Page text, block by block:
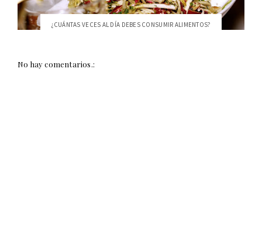
¿CUÁNTAS VECES AL DÍA DEBES CONSUMIR ALIMENTOS?
No hay comentarios.: